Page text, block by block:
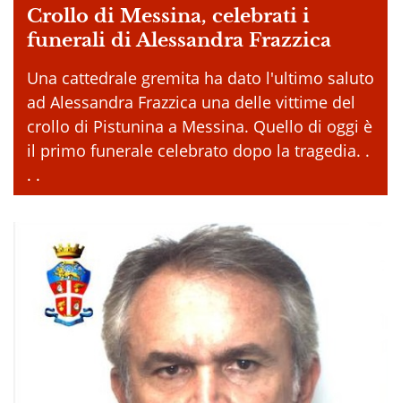
Crollo di Messina, celebrati i
funerali di Alessandra Frazzica
Una cattedrale gremita ha dato l'ultimo saluto
ad Alessandra Frazzica una delle vittime del
crollo di Pistunina a Messina. Quello di oggi è
il primo funerale celebrato dopo la tragedia. .
. .